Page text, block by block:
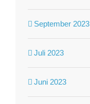
September 2023
Juli 2023
Juni 2023